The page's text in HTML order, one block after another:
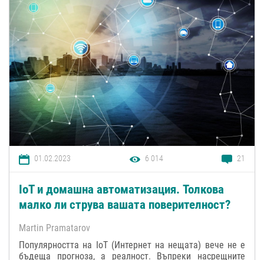
01.02.2023 6 014 21
IoT и домашна автоматизация. Толкова
малко ли струва вашата поверителност?
Martin Pramatarov
Популярността на IoT (Интернет на нещата) вече не е
бъдеща прогноза, а реалност. Въпреки насрещните